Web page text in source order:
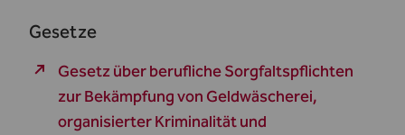
Gesetze
Gesetz über berufliche Sorgfaltspflichten
zur Bekämpfung von Geldwäscherei,
organisierter Kriminalität und